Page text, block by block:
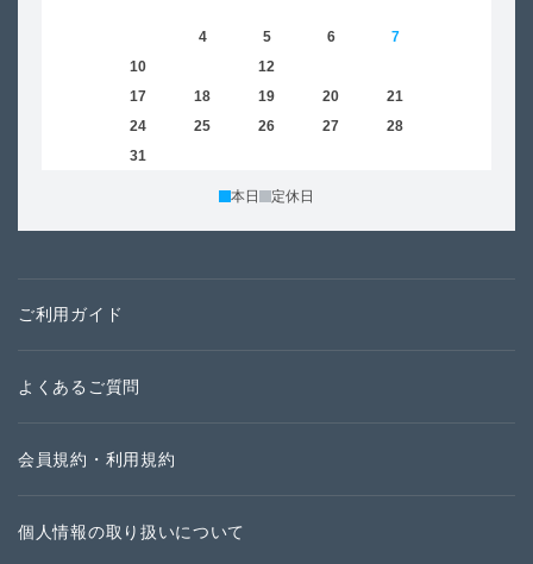
4 5 6 7
10 12
17 18 19 20 21
24 25 26 27 28
31
本日 定休日
ご利用ガイド
よくあるご質問
会員規約・利用規約
個人情報の取り扱いについて